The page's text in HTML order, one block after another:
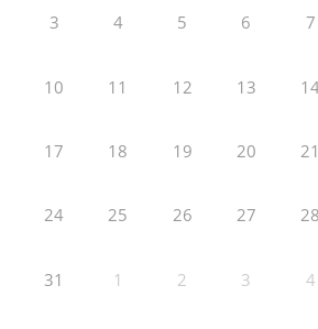
3 4 5 6 7
10 11 12 13
17 18 19 20 21
24 25 26 27 28
31 1 2 3 4